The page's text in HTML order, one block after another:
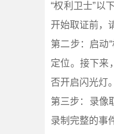
“权利卫士”以
开始取证前，
第二步：启动
定位。接下来
否开启闪光灯
第三步：录像
录制完整的事